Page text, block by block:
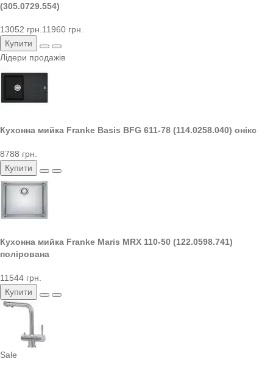
(305.0729.554)
13052 грн.11960 грн.
Купити
Лідери продажів
Кухонна мийка Franke Basis BFG 611-78 (114.0258.040) онікс
8788 грн.
Купити
Кухонна мийка Franke Maris MRX 110-50 (122.0598.741)
полірована
11544 грн.
Купити
Sale